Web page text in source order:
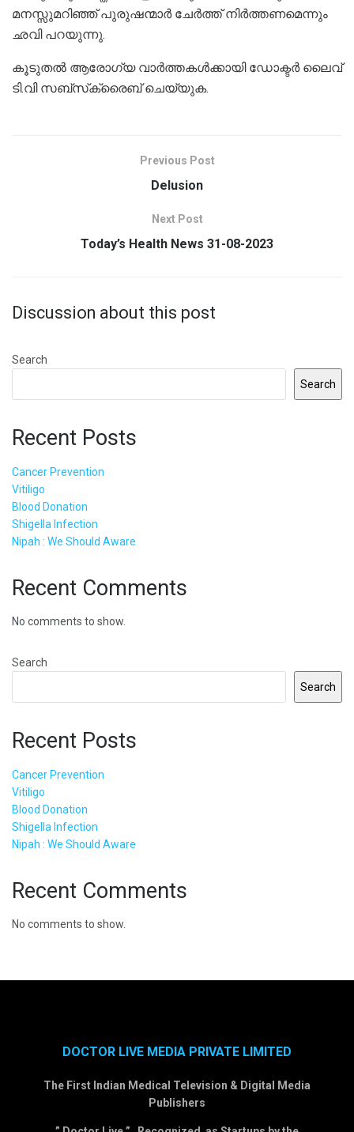
മനസ്സുമറിഞ്ഞ് പുരുഷന്മാര്‍ ചേര്‍ത്ത് നിര്‍ത്തണമെന്നും
ഛവി പറയുന്നു.
കൂടുതല്‍ ആരോഗ്യ വാര്‍ത്തകള്‍ക്കായി ഡോക്ടര്‍ ലൈവ്
ടി.വി സബ്‌സ്‌ക്രൈബ് ചെയ്യുക.
Previous Post
Delusion
Next Post
Today’s Health News 31-08-2023
Discussion about this post
Search
Search
Recent Posts
Cancer Prevention
Vitiligo
Blood Donation
Shigella Infection
Nipah : We Should Aware
Recent Comments
No comments to show.
Search
Search
Recent Posts
Cancer Prevention
Vitiligo
Blood Donation
Shigella Infection
Nipah : We Should Aware
Recent Comments
No comments to show.
DOCTOR LIVE MEDIA PRIVATE LIMITED
The First Indian Medical Television & Digital Media
Publishers